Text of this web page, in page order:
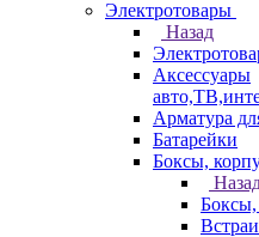
Электротовары
Назад
Аксессуары
Арматура
Батарейки
Боксы,
Боксы,